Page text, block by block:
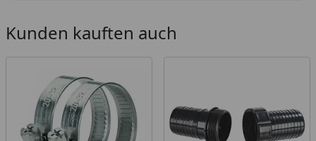
Kunden kauften auch